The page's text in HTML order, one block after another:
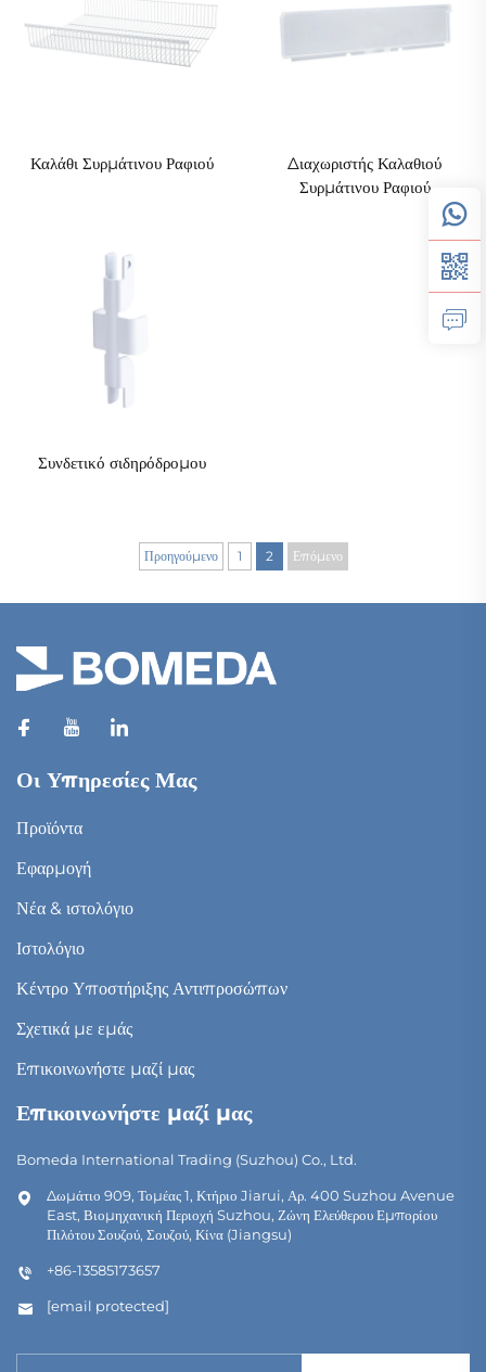
Καλάθι Συρμάτινου Ραφιού
Διαχωριστής Καλαθιού
Συρμάτινου Ραφιού
Συνδετικό σιδηρόδρομου
Προηγούμενο 1 2 Επόμενο
Οι Υπηρεσίες Μας
Προϊόντα
Εφαρμογή
Νέα & ιστολόγιο
Ιστολόγιο
Κέντρο Υποστήριξης Αντιπροσώπων
Σχετικά με εμάς
Επικοινωνήστε μαζί μας
Επικοινωνήστε μαζί μας
Bomeda International Trading (Suzhou) Co., Ltd.
Δωμάτιο 909, Τομέας 1, Κτήριο Jiarui, Αρ. 400 Suzhou Avenue
East, Βιομηχανική Περιοχή Suzhou, Ζώνη Ελεύθερου Εμπορίου
Πιλότου Σουζού, Σουζού, Κίνα (Jiangsu)
+86-13585173657
[email protected]